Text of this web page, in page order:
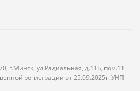
г.Минск, ул.Радиальная, д.11Б, пом.11
регистрации от 25.09.2025г. УНП